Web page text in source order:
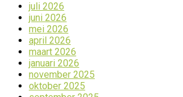
juli 2026
juni 2026
mei 2026
april 2026
maart 2026
januari 2026
november 2025
oktober 2025